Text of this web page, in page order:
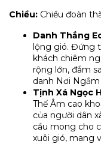
Chiều: Chiều đoàn
Danh Thắng
lộng gió. Đứng
khách chiêm
rộng lớn, đắm
danh Nơi
Tịnh Xá Ngọc
Thế Âm cao
của người dân
cầu mong cho
xuôi gió, mang